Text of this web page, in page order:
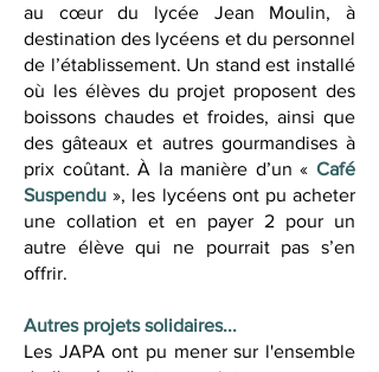
au cœur du lycée Jean Moulin, à
destination des lycéens et du personnel
de l’établissement. Un stand est installé
où les élèves du projet proposent des
boissons chaudes et froides, ainsi que
des gâteaux et autres gourmandises à
prix coûtant. À la manière d’un « Café
Suspendu », les lycéens ont pu acheter
une collation et en payer 2 pour un
autre élève qui ne pourrait pas s’en
offrir.
Autres projets solidaires...
Les JAPA ont pu mener sur l'ensemble